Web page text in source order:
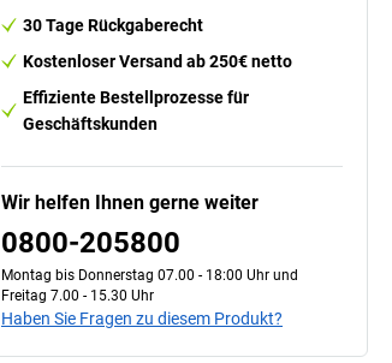
30 Tage Rückgaberecht
Kostenloser Versand ab 250€ netto
Effiziente Bestellprozesse für
Geschäftskunden
Wir helfen Ihnen gerne weiter
0800-205800
Montag bis Donnerstag 07.00 - 18:00 Uhr und
Freitag 7.00 - 15.30 Uhr
Haben Sie Fragen zu diesem Produkt?